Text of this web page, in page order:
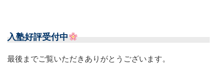
入塾好評受付中
最後までご覧いただきありがとうございます。